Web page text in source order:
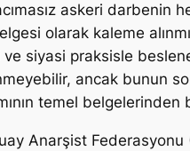
askeri darbenin
olarak kaleme
siyasi praksisle
ancak bunun
temel
Anarşist Federasyonu